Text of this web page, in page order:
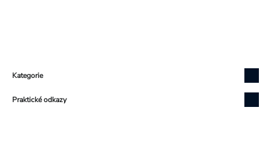
Kategorie
Praktické odkazy